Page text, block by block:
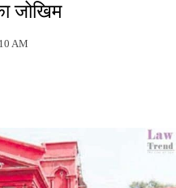
जोखिम
AM